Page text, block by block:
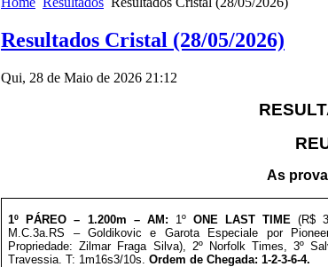
Resultados Cristal (28/05/2026)
Qui, 28 de Maio de 2026 21:12
As
1º PÁREO – 1.200m – AM: 1º ONE LAST TIME (R$
M.C.3a.RS – Goldikovic e Garota Especiale por
Propriedade: Zilmar Fraga Silva), 2º Norfolk Times, 3º
Travessia. T: 1m16s3/10s.Ordem de Chegada: 1-2-3-6-4.